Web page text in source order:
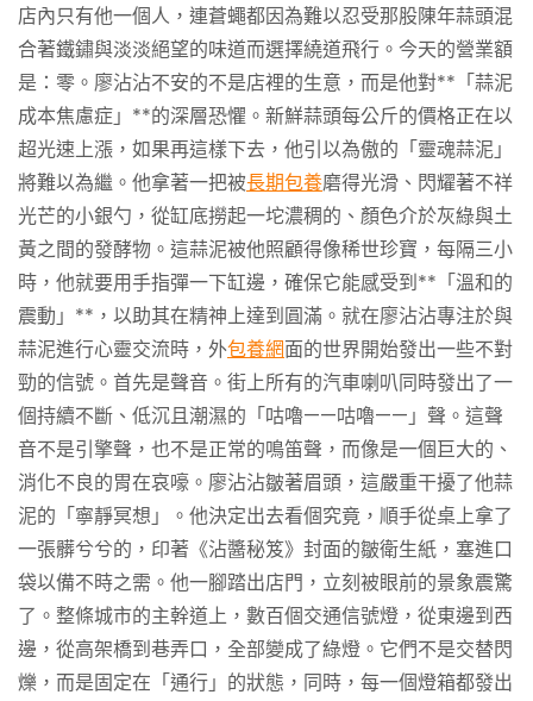
店內只有他一個人，連蒼蠅都因為難以忍受那股陳年蒜頭混
合著鐵鏽與淡淡絕望的味道而選擇繞道飛行。今天的營業額
是：零。廖沾沾不安的不是店裡的生意，而是他對**「蒜泥
成本焦慮症」**的深層恐懼。新鮮蒜頭每公斤的價格正在以
超光速上漲，如果再這樣下去，他引以為傲的「靈魂蒜泥」
將難以為繼。他拿著一把被長期包養磨得光滑、閃耀著不祥
光芒的小銀勺，從缸底撈起一坨濃稠的、顏色介於灰綠與土
黃之間的發酵物。這蒜泥被他照顧得像稀世珍寶，每隔三小
時，他就要用手指彈一下缸邊，確保它能感受到**「溫和的
震動」**，以助其在精神上達到圓滿。就在廖沾沾專注於與
蒜泥進行心靈交流時，外包養網面的世界開始發出一些不對
勁的信號。首先是聲音。街上所有的汽車喇叭同時發出了一
個持續不斷、低沉且潮濕的「咕嚕——咕嚕——」聲。這聲
音不是引擎聲，也不是正常的鳴笛聲，而像是一個巨大的、
消化不良的胃在哀嚎。廖沾沾皺著眉頭，這嚴重干擾了他蒜
泥的「寧靜冥想」。他決定出去看個究竟，順手從桌上拿了
一張髒兮兮的，印著《沾醬秘笈》封面的皺衛生紙，塞進口
袋以備不時之需。他一腳踏出店門，立刻被眼前的景象震驚
了。整條城市的主幹道上，數百個交通信號燈，從東邊到西
邊，從高架橋到巷弄口，全部變成了綠燈。它們不是交替閃
爍，而是固定在「通行」的狀態，同時，每一個燈箱都發出